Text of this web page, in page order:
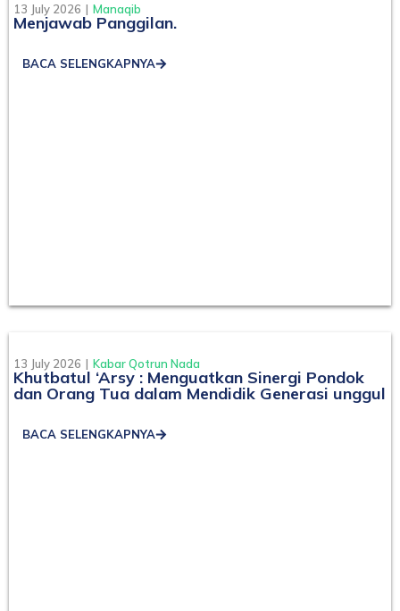
13 July 2026 | Manaqib
Menjawab Panggilan.
BACA SELENGKAPNYA
13 July 2026 | Kabar Qotrun Nada
Khutbatul ‘Arsy : Menguatkan Sinergi Pondok
dan Orang Tua dalam Mendidik Generasi unggul
BACA SELENGKAPNYA